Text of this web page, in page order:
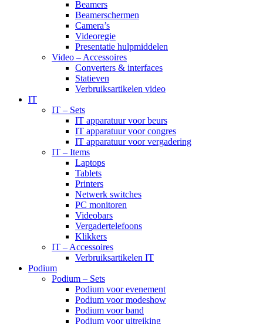
Beamers
Beamerschermen
Camera’s
Videoregie
Presentatie hulpmiddelen
Video – Accessoires
Converters & interfaces
Statieven
Verbruiksartikelen video
IT
IT – Sets
IT apparatuur voor beurs
IT apparatuur voor congres
IT apparatuur voor vergadering
IT – Items
Laptops
Tablets
Printers
Netwerk switches
PC monitoren
Videobars
Vergadertelefoons
Klikkers
IT – Accessoires
Verbruiksartikelen IT
Podium
Podium – Sets
Podium voor evenement
Podium voor modeshow
Podium voor band
Podium voor uitreiking